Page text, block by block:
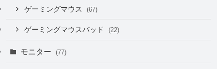
ゲーミングマウス (67)
ゲーミングマウスパッド (22)
モニター (77)